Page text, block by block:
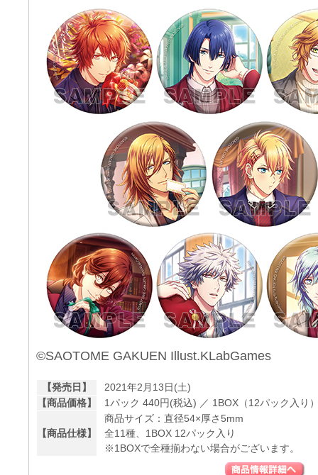
©SAOTOME GAKUEN Illust.KLabGames
【発売日】
2021年2月13日(土)
【商品価格】
1パック 440円(税込) ／ 1BOX（12パック入り
【商品仕様】
商品サイズ：直径54×厚さ5mm
全11種、1BOX 12パック入り
※1BOXで全種揃わない場合がございます。